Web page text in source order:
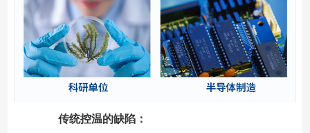
传统控温的缺陷：